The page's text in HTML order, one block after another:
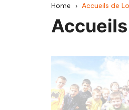
Home Accueils de